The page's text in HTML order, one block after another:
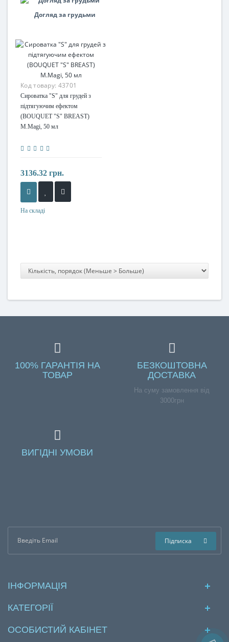
Догляд за грудьми
Код товару: 43701
Сироватка "S" для грудей з
підтягуючим ефектом
(BOUQUET "S" BREAST)
M.Magi, 50 мл
3136.32 грн.
На складі
100% ГАРАНТІЯ НА
ТОВАР
БЕЗКОШТОВНА
ДОСТАВКА
На суму замовлення від
3000грн
ВИГІДНІ УМОВИ
Підписка
ІНФОРМАЦІЯ
КАТЕГОРІЇ
ОСОБИСТИЙ КАБІНЕТ